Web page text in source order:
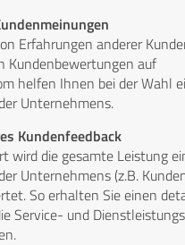
Erfahrungen anderer
Kundenbewertungen auf
helfen Ihnen bei der Wahl
Unternehmens.
Kundenfeedback
wird die gesamte Leistung
Unternehmens (z.B.
So erhalten Sie einen
Service- und